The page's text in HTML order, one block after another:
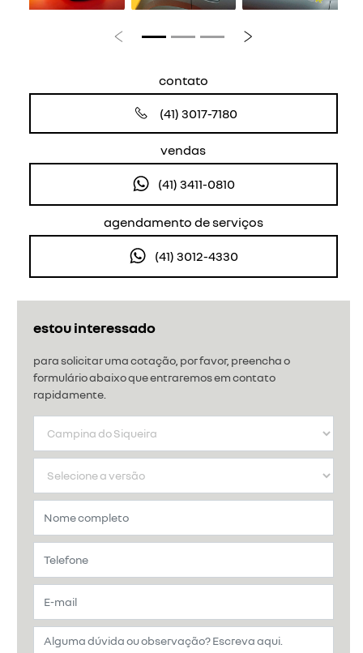
estou interessado
para solicitar uma cotação, por favor, preencha o
formulário abaixo que entraremos em contato
rapidamente.
Anterior Próximo
contato
(41) 3017-7180
vendas
(41) 3411-0810
agendamento de serviços
(41) 3012-4330